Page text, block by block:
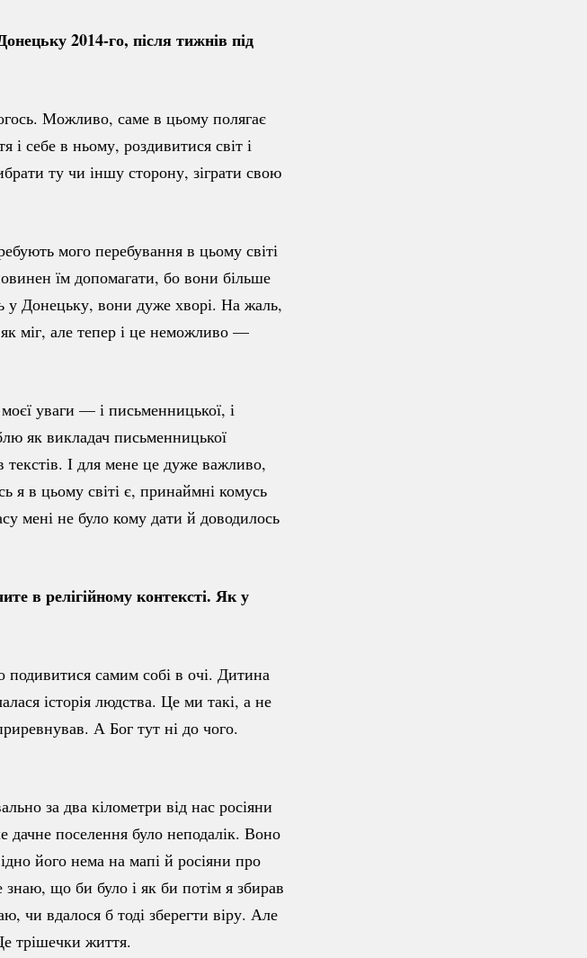
2014-го, після тижнів під
Можливо, саме в цьому полягає
себе в ньому, роздивитися світ і
ту чи іншу сторону, зіграти свою
мого перебування в цьому світі
їм допомагати, бо вони більше
у Донецьку, вони дуже хворі. На жаль,
міг, але тепер і це неможливо —
уваги — і письменницької, і
як викладач письменницької
текстів. І для мене це дуже важливо,
я в цьому світі є, принаймні комусь
мені не було кому дати й доводилось
в релігійному контексті. Як у
самим собі в очі. Дитина
історія людства. Це ми такі, а не
А Бог тут ні до чого.
за два кілометри від нас росіяни
поселення було неподалік. Воно
його нема на мапі й росіяни про
що би було і як би потім я збирав
чи вдалося б тоді зберегти віру. Але
трішечки життя.